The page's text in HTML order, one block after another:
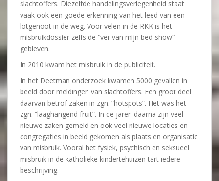
slachtoffers. Diezelfde handelingsverlegenheid staat
vaak ook een goede erkenning van het leed van een
lotgenoot in de weg. Voor velen in de RKK is het
misbruikdossier zelfs de “ver van mijn bed-show”
gebleven.
In 2010 kwam het misbruik in de publiciteit.
In het Deetman onderzoek kwamen 5000 gevallen in
beeld door meldingen van slachtoffers. Een groot deel
daarvan betrof zaken in zgn. “hotspots”. Het was het
zgn. “laaghangend fruit”. In de jaren daarna zijn veel
nieuwe zaken gemeld en ook veel nieuwe locaties en
congregaties in beeld gekomen als plaats en organisatie
van misbruik. Vooral het fysiek, psychisch en seksueel
misbruik in de katholieke kindertehuizen tart iedere
beschrijving.